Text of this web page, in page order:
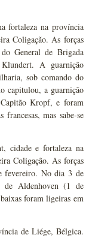
fortaleza na província
Coligação. As forças
General de Brigada
A guarnição
sob comando do
capitulou, a guarnição
Kropf, e foram
francesas, mas sabe-se
cidade e fortaleza na
Coligação. As forças
fevereiro. No dia 3 de
de Aldenhoven (1 de
foram ligeiras em
de Liége, Bélgica.